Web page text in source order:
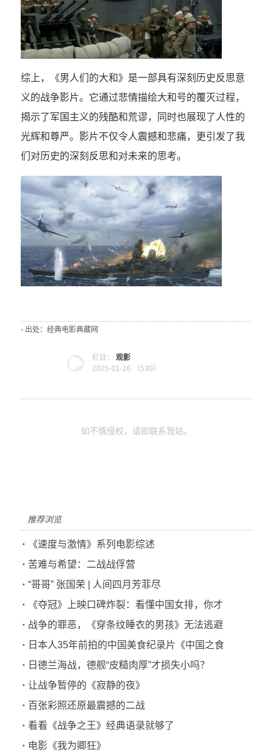
综上，《男人们的大和》是一部具有深刻历史反思意
义的战争影片。它通过悲情描绘大和号的覆灭过程，
揭示了军国主义的残酷和荒谬，同时也展现了人性的
光辉和尊严。影片不仅令人震撼和悲痛，更引发了我
们对历史的深刻反思和对未来的思考。
- 出处：经典电影典藏网
栏目：
观影
2025-01-26 （530）
如不慎侵权，请即联系我站。
推荐浏览
· 《速度与激情》系列电影综述
· 苦难与希望：二战战俘营
· “哥哥” 张国荣 | 人间四月芳菲尽
· 《夺冠》上映口碑炸裂：看懂中国女排，你才
· 战争的罪恶，《穿条纹睡衣的男孩》无法逃避
· 日本人35年前拍的中国美食纪录片《中国之食
· 日德兰海战，德舰“皮糙肉厚”才损失小吗？
· 让战争暂停的《寂静的夜》
· 百张彩照还原最震撼的二战
· 看看《战争之王》经典语录就够了
· 电影《我为卿狂》